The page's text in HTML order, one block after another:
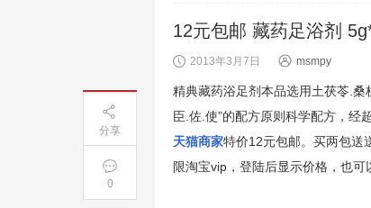
12元包邮 藏药足浴剂
2013年3月7日 msmpy
精典藏药浴足剂本品选用土茯苓.桑
臣.佐.使”的配方原则科学配方，经
天猫商家特价12元包邮。买两包送
限淘宝vip，登陆后显示价格，也可
分享
0